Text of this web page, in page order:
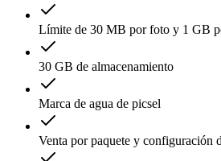
Límite de 30 MB por foto y 1 GB
30 GB de almacenamiento
Marca de agua de picsel
Venta por paquete y configuración